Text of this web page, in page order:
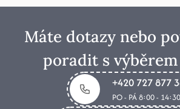
Máte dotazy nebo
poradit s výběrem
+420 727 877
PO - PÁ 8:00 - 14:30